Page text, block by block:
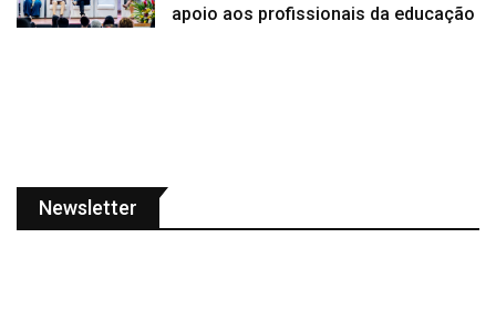
apoio aos profissionais da educação
Newsletter